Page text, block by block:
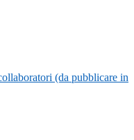
(da pubblicare in